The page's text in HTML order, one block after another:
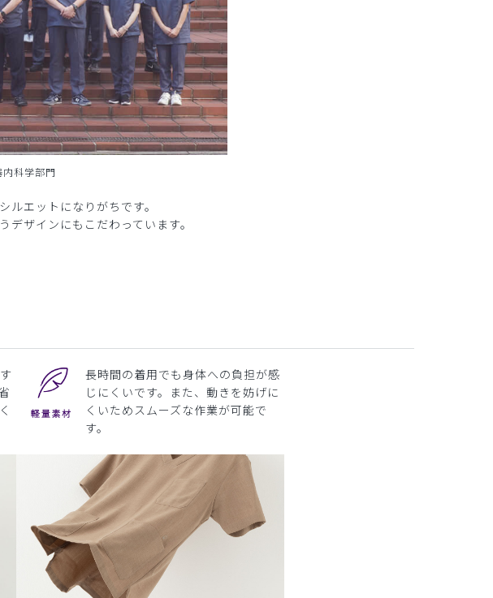
科学部門
エットになりがちです。
ザインにもこだわっています。
長時間の着用でも身体への負担が感
じにくいです。また、動きを妨げに
くいためスムーズな作業が可能で
す。